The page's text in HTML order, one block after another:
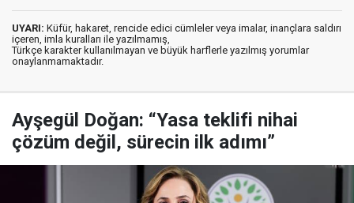
UYARI: Küfür, hakaret, rencide edici cümleler veya imalar, inançlara saldırı
içeren, imla kuralları ile yazılmamış,
Türkçe karakter kullanılmayan ve büyük harflerle yazılmış yorumlar
onaylanmamaktadır.
Ayşegül Doğan: “Yasa teklifi nihai
çözüm değil, sürecin ilk adımı”